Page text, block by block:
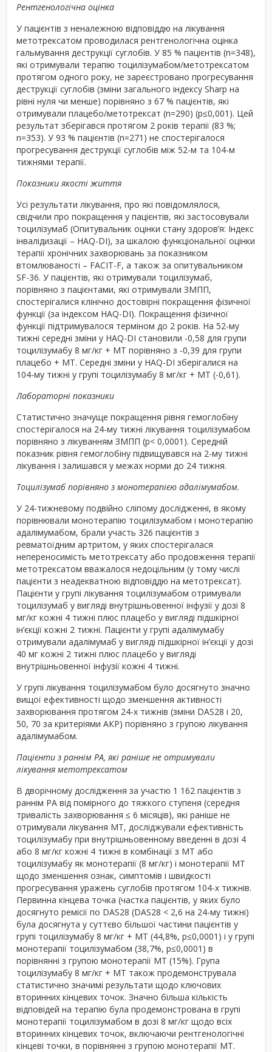
Рентгенологічна оцінка
У пацієнтів з неналежною відповіддю на лікування
метотрексатом проводилася рентгенологічна оцінка
гальмування деструкції суглобів. У 85 % пацієнтів (n=348),
які отримували терапію тоцилізумабом/метотрексатом
протягом одного року, не зареєстровано прогресування
деструкції суглобів (зміни загального індексу Sharp на
рівні нуля чи менше) порівняно з 67 % пацієнтів, які
отримували плацебо/метотрексат (n=290) (p≤0,001). Цей
результат зберігався протягом 2 років терапії (83 %;
n=353). У 93 % пацієнтів (n=271) не спостерігалося
прогресування деструкції суглобів між 52-м та 104-м
тижнями терапії.
Показники якості життя
Усі результати лікування, про які повідомлялося,
свідчили про покращення у пацієнтів, які застосовували
тоцилізумаб (Опитувальник оцінки стану здоров’я: Індекс
інвалідизації – HAQ-DI), за шкалою функціональної оцінки
терапії хронічних захворювань за показником
втомлюваності – FACIT-F, а також за опитувальником
SF-36. У пацієнтів, які отримували тоцилізумаб,
порівняно з пацієнтами, які отримували ЗМПП,
спостерігалися клінічно достовірні покращення фізичної
функції (за індексом HAQ-DI). Покращення фізичної
функції підтримувалося терміном до 2 років. На 52-му
тижні середні зміни у HAQ-DI становили -0,58 для групи
тоцилізумабу 8 мг/кг + МТ порівняно з -0,39 для групи
плацебо + МТ. Середні зміни у HAQ-DI зберігалися на
104-му тижні у групі тоцилізумабу 8 мг/кг + МТ (-0,61).
Лабораторні показники
Статистично значуще покращення рівня гемоглобіну
спостерігалося на 24-му тижні лікування тоцилізумабом
порівняно з лікуванням ЗМПП (p< 0,0001). Середній
показник рівня гемоглобіну підвищувався на 2-му тижні
лікування і залишався у межах норми до 24 тижня.
Тоцилізумаб порівняно з монотерапією адалімумабом.
У 24-тижневому подвійно сліпому дослідженні, в якому
порівнювали монотерапію тоцилізумабом і монотерапію
адалімумабом, брали участь 326 пацієнтів з
ревматоїдним артритом, у яких спостерігалася
непереносимість метотрексату або продовження терапії
метотрексатом вважалося недоцільним (у тому числі
пацієнти з неадекватною відповіддю на метотрексат).
Пацієнти у групі лікування тоцилізумабом отримували
тоцилізумаб у вигляді внутрішньовенної інфузії у дозі 8
мг/кг кожні 4 тижні плюс плацебо у вигляді підшкірної
ін’єкції кожні 2 тижні. Пацієнти у групі адалімумабу
отримували адалімумаб у вигляді підшкірної ін’єкції у дозі
40 мг кожні 2 тижні плюс плацебо у вигляді
внутрішньовенної інфузії кожні 4 тижні.
У групі лікування тоцилізумабом було досягнуто значно
вищої ефективності щодо зменшення активності
захворювання протягом 24-х тижнів (зміни DAS28 і 20,
50, 70 за критеріями АКР) порівняно з групою лікування
адалімумабом.
Пацієнти з раннім РА, які раніше не отримували
лікування метотрексатом
В дворічному дослідження за участю 1 162 пацієнтів з
раннім РА від помірного до тяжкого ступеня (середня
тривалість захворювання ≤ 6 місяців), які раніше не
отримували лікування МТ, досліджували ефективність
тоцилізумабу при внутрішньовенному введенні в дозі 4
або 8 мг/кг кожні 4 тижні в комбінації з МТ або
тоцилізумабу як монотерапії (8 мг/кг) і монотерапії МТ
щодо зменшення ознак, симптомів і швидкості
прогресування уражень суглобів протягом 104-х тижнів.
Первинна кінцева точка (частка пацієнтів, у яких було
досягнуто ремісії по DAS28 (DAS28 < 2,6 на 24-му тижні)
була досягнута у суттєво більшої частини пацієнтів у
групі тоцилізумабу 8 мг/кг + МТ (44,8%, p≤0,0001) і у групі
монотерапії тоцилізумабом (38,7%, p≤0,0001) в
порівнянні з групою монотерапії МТ (15%). Група
тоцилізумабу 8 мг/кг + МТ також продемонструвала
статистично значимі результати щодо ключових
вторинних кінцевих точок. Значно більша кількість
відповідей на терапію була продемонстрована в групі
монотерапії тоцилізумабом в дозі 8 мг/кг щодо всіх
вторинних кінцевих точок, включаючи рентгенологічні
кінцеві точки, в порівнянні з групою монотерапії МТ.